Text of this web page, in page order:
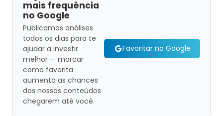
mais frequência
no Google
Publicamos análises
todos os dias para te
ajudar a investir
melhor — marcar
como favorita
aumenta as chances
dos nossos conteúdos
chegarem até você.
Favoritar no Google